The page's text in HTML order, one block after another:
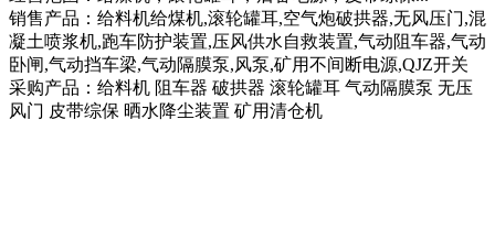
销售产品：给料机给煤机,滚轮罐耳,空气炮破拱器,无风压门,混
凝土喷浆机,跑车防护装置,压风供水自救装置,气动阻车器,气动
卧闸,气动挡车梁,气动隔膜泵,风泵,矿用不间断电源,QJZ开关
采购产品：给料机 阻车器 破拱器 滚轮罐耳 气动隔膜泵 无压
风门 皮带综保 晒水降尘装置 矿用清仓机